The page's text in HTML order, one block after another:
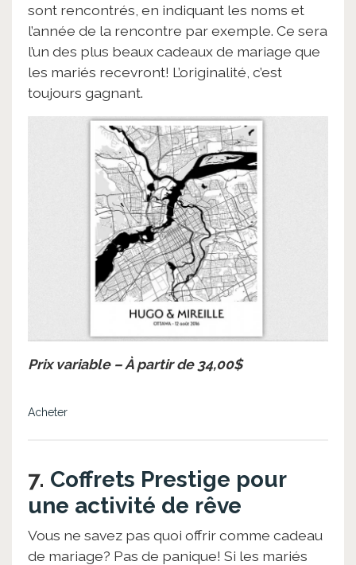
sont rencontrés, en indiquant les noms et
l’année de la rencontre par exemple. Ce sera
l’un des plus beaux cadeaux de mariage que
les mariés recevront! L’originalité, c’est
toujours gagnant.
Prix variable – À partir de 34,00$
Acheter
7. Coffrets Prestige pour
une activité de rêve
Vous ne savez pas quoi offrir comme cadeau
de mariage? Pas de panique! Si les mariés